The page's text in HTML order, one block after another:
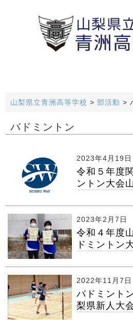
山梨県立青洲高等学校 > 部活動 >
バドミントン
2023年4月19日
令和５年度
ントン大会
2023年2月7日
令和４年度
ドミントン
2022年11月7日
バドミント
梨県新人大